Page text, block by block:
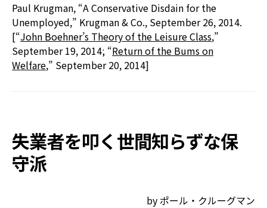
Paul Krugman, “A Conservative Disdain for the
Unemployed,” Krugman & Co., September 26, 2014.
[“John Boehner’s Theory of the Leisure Class,”
September 19, 2014; “Return of the Bums on
Welfare,” September 20, 2014]
失業者を叩く世間知らずな保
守派
by ポール・クルーグマン